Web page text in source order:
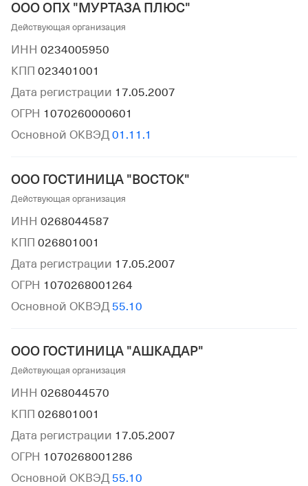
ООО ОПХ "МУРТАЗА ПЛЮС"
Действующая организация
ИНН 0234005950
КПП 023401001
Дата регистрации 17.05.2007
ОГРН 1070260000601
Основной ОКВЭД 01.11.1
ООО ГОСТИНИЦА "ВОСТОК"
Действующая организация
ИНН 0268044587
КПП 026801001
Дата регистрации 17.05.2007
ОГРН 1070268001264
Основной ОКВЭД 55.10
ООО ГОСТИНИЦА "АШКАДАР"
Действующая организация
ИНН 0268044570
КПП 026801001
Дата регистрации 17.05.2007
ОГРН 1070268001286
Основной ОКВЭД 55.10